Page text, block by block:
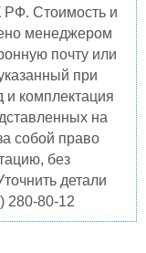
РФ. Стоимость и
менеджером
почту или
при
комплектация
на
собой право
без
детали
280-80-12